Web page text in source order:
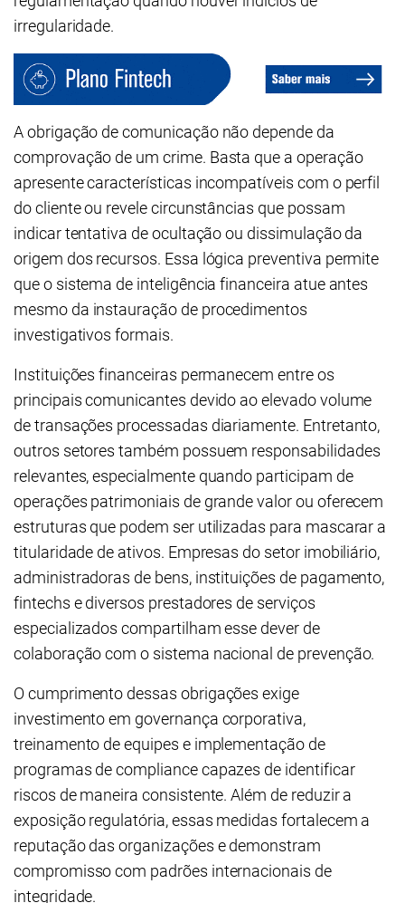
irregularidade.
A obrigação de comunicação não depende da
comprovação de um crime. Basta que a operação
apresente características incompatíveis com o perfil
do cliente ou revele circunstâncias que possam
indicar tentativa de ocultação ou dissimulação da
origem dos recursos. Essa lógica preventiva permite
que o sistema de inteligência financeira atue antes
mesmo da instauração de procedimentos
investigativos formais.
Instituições financeiras permanecem entre os
principais comunicantes devido ao elevado volume
de transações processadas diariamente. Entretanto,
outros setores também possuem responsabilidades
relevantes, especialmente quando participam de
operações patrimoniais de grande valor ou oferecem
estruturas que podem ser utilizadas para mascarar a
titularidade de ativos. Empresas do setor imobiliário,
administradoras de bens, instituições de pagamento,
fintechs e diversos prestadores de serviços
especializados compartilham esse dever de
colaboração com o sistema nacional de prevenção.
O cumprimento dessas obrigações exige
investimento em governança corporativa,
treinamento de equipes e implementação de
programas de compliance capazes de identificar
riscos de maneira consistente. Além de reduzir a
exposição regulatória, essas medidas fortalecem a
reputação das organizações e demonstram
compromisso com padrões internacionais de
integridade.